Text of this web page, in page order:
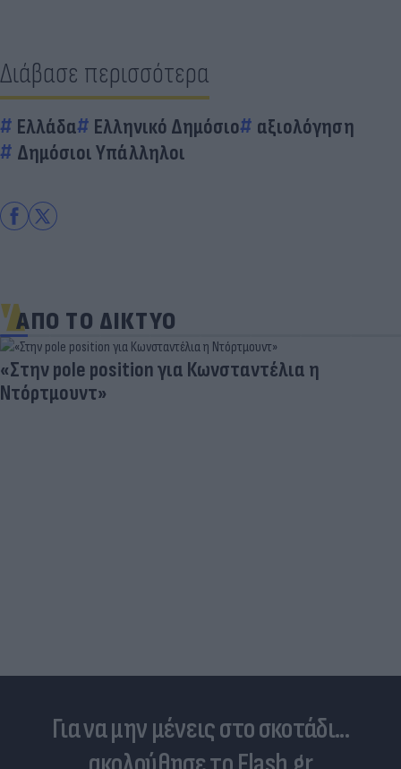
Διάβασε περισσότερα
Ελλάδα Ελληνικό Δημόσιο
αξιολόγηση
Δημόσιοι Υπάλληλοι
ΑΠΟ ΤΟ ΔΙΚΤΥΟ
Για να μην μένεις στο σκοτάδι...